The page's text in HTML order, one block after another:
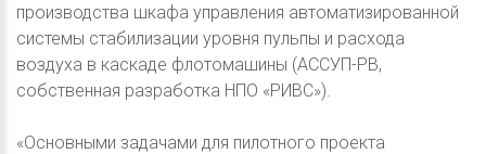
производства шкафа управления автоматизированной
системы стабилизации уровня пульпы и расхода
воздуха в каскаде флотомашины (АССУП-РВ,
собственная разработка НПО «РИВС»).
«Основными задачами для пилотного проекта